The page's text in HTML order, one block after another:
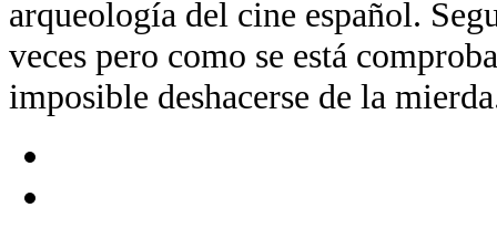
arqueología del cine español.
veces pero como se está
imposible deshacerse de la